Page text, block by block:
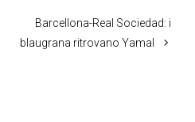
Barcellona-Real Sociedad: i
blaugrana ritrovano Yamal